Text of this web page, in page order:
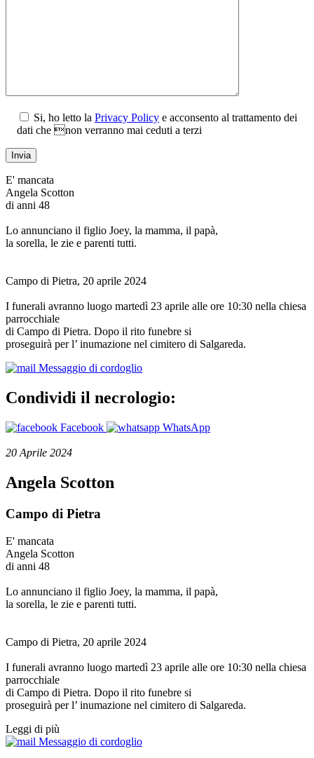
Si, ho letto la Privacy Policy e acconsento al trattamento dei
dati che non verranno mai ceduti a terzi
E' mancata
Angela Scotton
di anni 48
Lo annunciano il figlio Joey, la mamma, il papà,
la sorella, le zie e parenti tutti.
Campo di Pietra, 20 aprile 2024
I funerali avranno luogo martedì 23 aprile alle ore 10:30 nella chiesa
parrocchiale
di Campo di Pietra. Dopo il rito funebre si
proseguirà per l’ inumazione nel cimitero di Salgareda.
Messaggio di cordoglio
Condividi il necrologio:
Facebook WhatsApp
20 Aprile 2024
Angela Scotton
Campo di Pietra
E' mancata
Angela Scotton
di anni 48
Lo annunciano il figlio Joey, la mamma, il papà,
la sorella, le zie e parenti tutti.
Campo di Pietra, 20 aprile 2024
I funerali avranno luogo martedì 23 aprile alle ore 10:30 nella chiesa
parrocchiale
di Campo di Pietra. Dopo il rito funebre si
proseguirà per l’ inumazione nel cimitero di Salgareda.
Leggi di più
Messaggio di cordoglio